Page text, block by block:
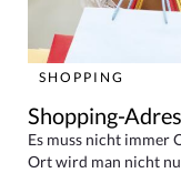
SHOPPING
Shopping-
Es muss nicht immer
Ort wird man nicht